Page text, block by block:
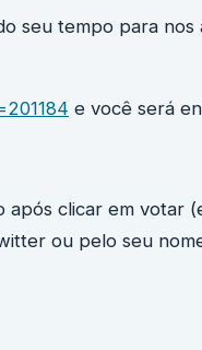
seu tempo para nos
e você será
após clicar em votar
ou pelo seu